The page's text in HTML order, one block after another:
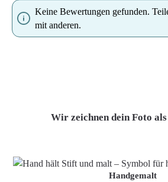
Keine Bewertungen gefunden.
mit anderen.
Wir zeichnen dein Foto
Handgemalt